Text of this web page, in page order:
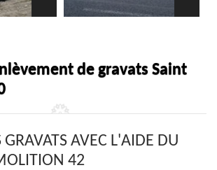
de gravats Saint
GRAVATS AVEC L'AIDE DU
42